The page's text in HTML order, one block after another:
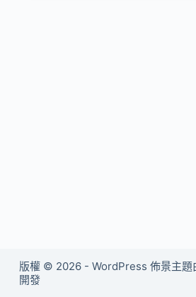
版權 © 2026 - WordPress 佈景主題
開發